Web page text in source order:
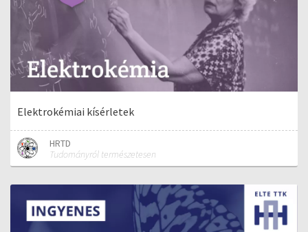
Elektrokémiai kísérletek
HRTD
Tudományról természetesen